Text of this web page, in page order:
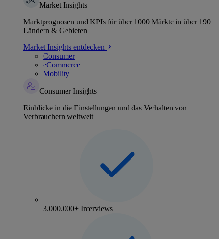
Market Insights
Marktprognosen und KPIs für über 1000 Märkte in über 190
Ländern & Gebieten
Market Insights entdecken
Consumer
eCommerce
Mobility
Consumer Insights
Einblicke in die Einstellungen und das Verhalten von
Verbrauchern weltweit
3.000.000+ Interviews